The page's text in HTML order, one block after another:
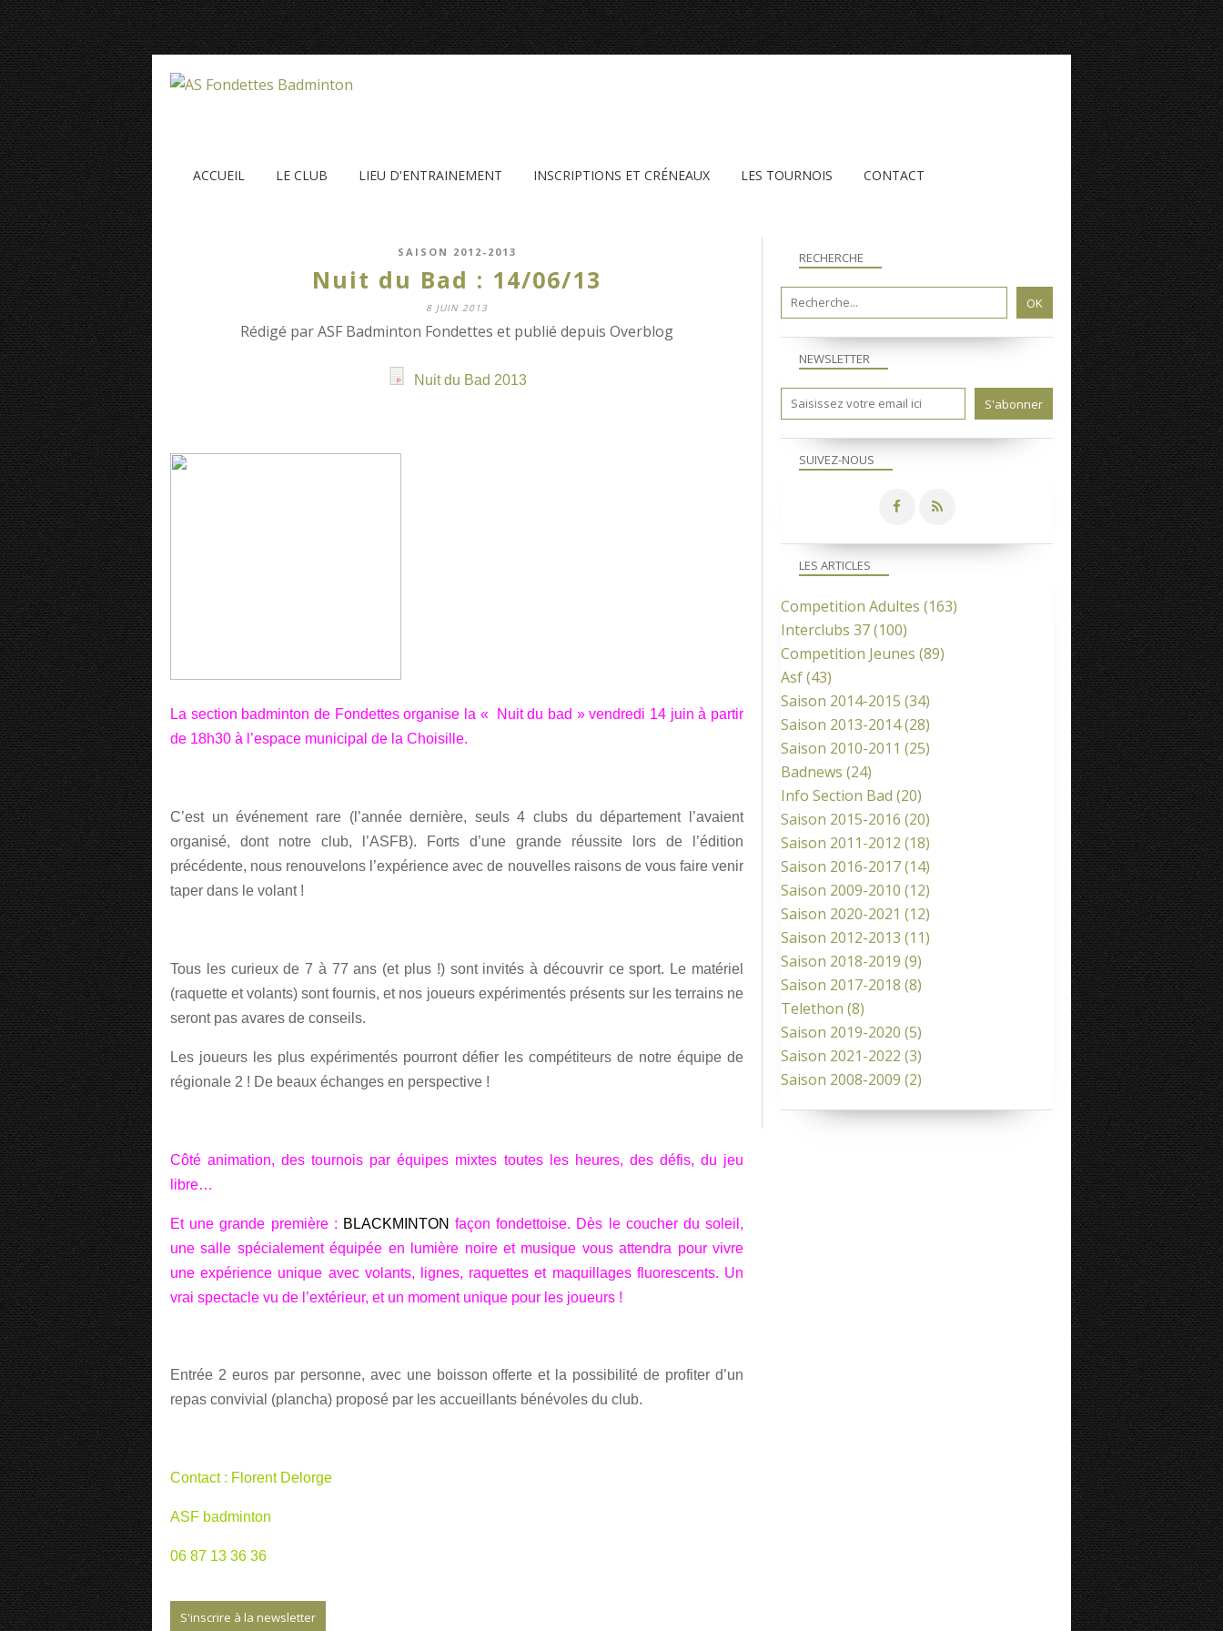
ACCUEIL LE CLUB LIEU D'ENTRAINEMENT INSCRIPTIONS ET CRÉNEAUX LES TOURNOIS CONTACT
SAISON 2012-2013
Nuit du Bad : 14/06/13
8 JUIN 2013
Rédigé par ASF Badminton Fondettes et publié depuis Overblog
Nuit du Bad 2013
La section badminton de Fondettes organise la « Nuit du bad » vendredi 14 juin à partir
de 18h30 à l’espace municipal de la Choisille.
C’est un événement rare (l’année dernière, seuls 4 clubs du département l’avaient
organisé, dont notre club, l’ASFB). Forts d’une grande réussite lors de l’édition
précédente, nous renouvelons l’expérience avec de nouvelles raisons de vous faire venir
taper dans le volant !
Tous les curieux de 7 à 77 ans (et plus !) sont invités à découvrir ce sport. Le matériel
(raquette et volants) sont fournis, et nos joueurs expérimentés présents sur les terrains ne
seront pas avares de conseils.
Les joueurs les plus expérimentés pourront défier les compétiteurs de notre équipe de
régionale 2 ! De beaux échanges en perspective !
Côté animation, des tournois par équipes mixtes toutes les heures, des défis, du jeu
libre…
Et une grande première : BLACKMINTON façon fondettoise. Dès le coucher du soleil,
une salle spécialement équipée en lumière noire et musique vous attendra pour vivre
une expérience unique avec volants, lignes, raquettes et maquillages fluorescents. Un
vrai spectacle vu de l’extérieur, et un moment unique pour les joueurs !
Entrée 2 euros par personne, avec une boisson offerte et la possibilité de profiter d’un
repas convivial (plancha) proposé par les accueillants bénévoles du club.
Contact : Florent Delorge
ASF badminton
06 87 13 36 36
S'inscrire à la newsletter
NEWSLETTER
SUIVEZ-NOUS
RECHERCHE
LES ARTICLES
Competition Adultes (163)
Interclubs 37(100)
Competition Jeunes (89)
Asf(43)
Saison 2014-2015 (34)
Saison 2013-2014(28)
Saison 2010-2011 (25)
Badnews (24)
Info Section Bad (20)
Saison 2015-2016 (20)
Saison 2011-2012 (18)
Saison 2016-2017(14)
Saison 2009-2010 (12)
Saison 2020-2021 (12)
Saison 2012-2013 (11)
Saison 2018-2019 (9)
Saison 2017-2018 (8)
Telethon (8)
Saison 2019-2020 (5)
Saison 2021-2022 (3)
Saison 2008-2009 (2)